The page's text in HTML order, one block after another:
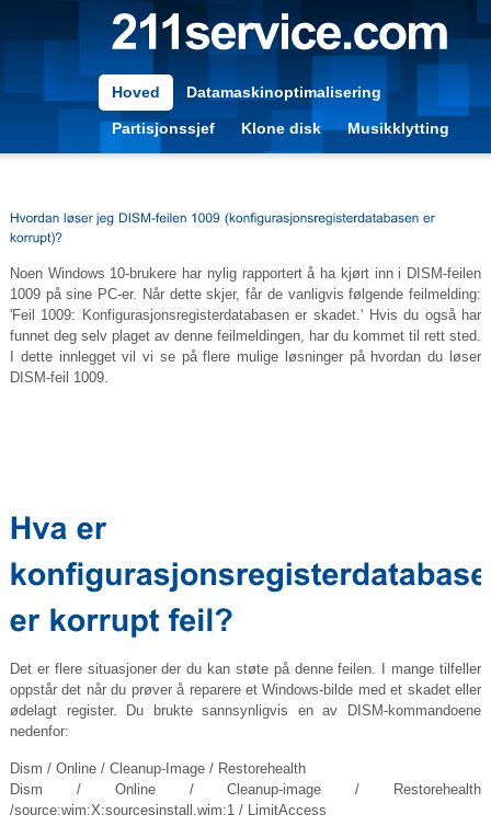
Hoved Datamaskinoptimalisering
Partisjonssjef Klone disk Musikklytting
Noen Windows 10-brukere har nylig rapportert å ha kjørt inn i DISM-feilen
1009 på sine PC-er. Når dette skjer, får de vanligvis følgende feilmelding:
'Feil 1009: Konfigurasjonsregisterdatabasen er skadet.' Hvis du også har
funnet deg selv plaget av denne feilmeldingen, har du kommet til rett sted.
I dette innlegget vil vi se på flere mulige løsninger på hvordan du løser
DISM-feil 1009.
Det er flere situasjoner der du kan støte på denne feilen. I mange tilfeller
oppstår det når du prøver å reparere et Windows-bilde med et skadet eller
ødelagt register. Du brukte sannsynligvis en av DISM-kommandoene
nedenfor:
Dism / Online / Cleanup-Image / Restorehealth
Dism / Online / Cleanup-image / Restorehealth
/source:wim:X:sourcesinstall.wim:1/ LimitAccess